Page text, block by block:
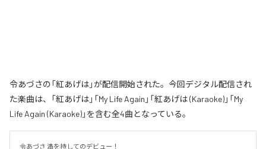
令あづさの「紅あげは」が配信開始された。今回デジタル配信され
た楽曲は、「紅あげは」「My Life Again」「紅あげは (Karaoke)」「My
Life Again (Karaoke)」を含む全4曲となっている。
令あづさ 満を持してのデビュー！